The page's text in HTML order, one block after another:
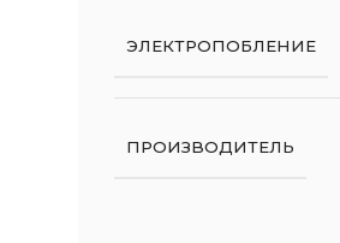
ЭЛЕКТРОПОБЛЕНИЕ
ПРОИЗВОДИТЕЛЬ